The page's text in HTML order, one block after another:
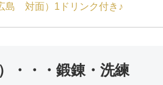
島 対面）1ドリンク付き♪
・・・鍛錬・洗練